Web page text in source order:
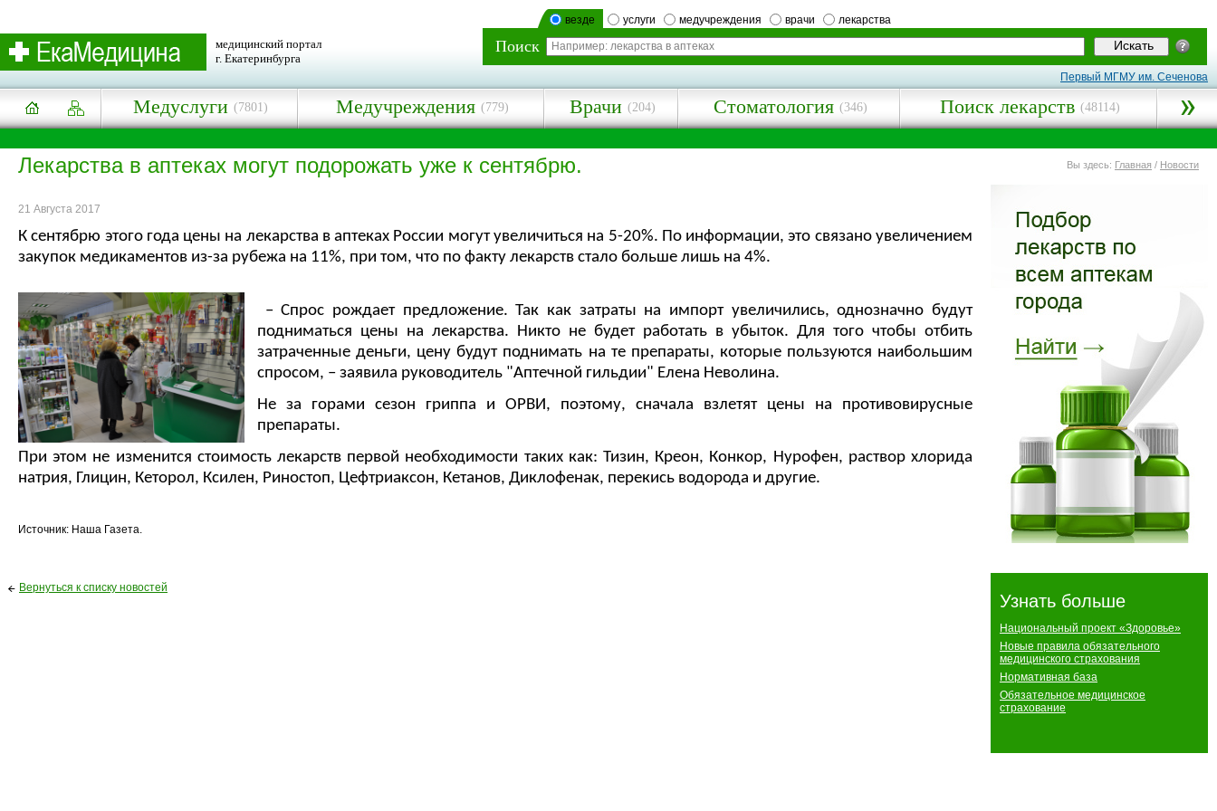
везде услуги медучреждения врачи лекарства
Поиск
медицинский портал
г. Екатеринбурга
Первый МГМУ им. Сеченова
Медуслуги (7801) Медучреждения (779) Врачи (204) Стоматология (346) Поиск лекарств (48114)
Лекарства в аптеках могут подорожать уже к сентябрю. Вы здесь: Главная / Новости
Узнать больше
Национальный проект «Здоровье»
Новые правила обязательного
медицинского страхования
Нормативная база
Обязательное медицинское
страхование
21 Августа 2017
К сентябрю этого года цены на лекарства в аптеках России могут увеличиться на 5-20%. По информации, это связано увеличением
закупок медикаментов из-за рубежа на 11%, при том, что по факту лекарств стало больше лишь на 4%.
– Спрос рождает предложение. Так как затраты на импорт увеличились, однозначно будут
подниматься цены на лекарства. Никто не будет работать в убыток. Для того чтобы отбить
затраченные деньги, цену будут поднимать на те препараты, которые пользуются наибольшим
спросом, – заявила руководитель "Аптечной гильдии" Елена Неволина.
Не за горами сезон гриппа и ОРВИ, поэтому, сначала взлетят цены на противовирусные
препараты.
При этом не изменится стоимость лекарств первой необходимости таких как: Тизин, Креон, Конкор, Нурофен, раствор хлорида
натрия, Глицин, Кеторол, Ксилен, Риностоп, Цефтриаксон, Кетанов, Диклофенак, перекись водорода и другие.
Источник: Наша Газета.
Вернуться к списку новостей